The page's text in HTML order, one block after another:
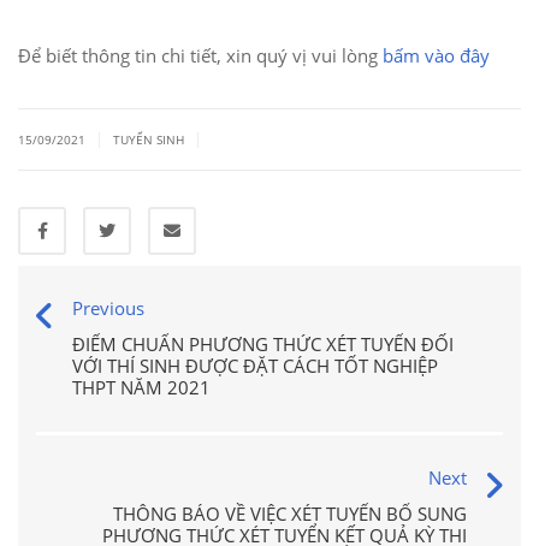
Để biết thông tin chi tiết, xin quý vị vui lòng bấm vào đây
15/09/2021 TUYỂN SINH
Previous
ĐIỂM CHUẨN PHƯƠNG THỨC XÉT TUYỂN ĐỐI
VỚI THÍ SINH ĐƯỢC ĐẶT CÁCH TỐT NGHIỆP
THPT NĂM 2021
Next
THÔNG BÁO VỀ VIỆC XÉT TUYỂN BỔ SUNG
PHƯƠNG THỨC XÉT TUYỂN KẾT QUẢ KỲ THI